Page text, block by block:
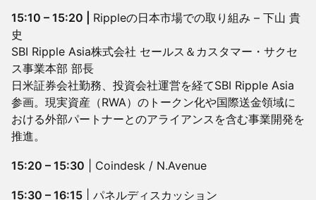
15:10 – 15:20 | Rippleの日本市場での取り組み – 下山 貴
史
SBI Ripple Asia株式会社 セールス＆カスタマー・サクセ
ス事業本部 部長
日米証券会社勤務、投資会社運営を経てSBI Ripple Asia
参画。現実資産（RWA）のトークン化や国際送金領域に
おける外部パートナーとのアライアンスを含む事業開発を
推進。
15:20 – 15:30 | Coindesk / N.Avenue
15:30 – 16:15 | パネルディスカッション